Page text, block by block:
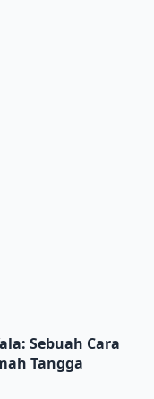
Melanggengkan
Sebuah Cara
Tangga